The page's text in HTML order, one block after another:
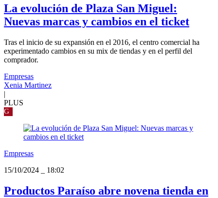
La evolución de Plaza San Miguel:
Nuevas marcas y cambios en el ticket
Tras el inicio de su expansión en el 2016, el centro comercial ha
experimentado cambios en su mix de tiendas y en el perfil del
comprador.
Empresas
Xenia Martinez
|
PLUS
G
Empresas
15/10/2024
18:02
Productos Paraíso abre novena tienda en